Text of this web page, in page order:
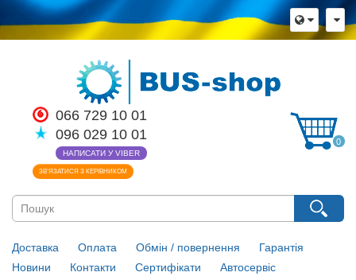
066 729 10 01
096 029 10 01
НАПИСАТИ У VIBER
ЗВ’ЯЗАТИСЯ З КЕРІВНИКОМ
0
Доставка Оплата Обмін / повернення
Гарантія
Новини
Контакти Сертифікати
Автосервіс